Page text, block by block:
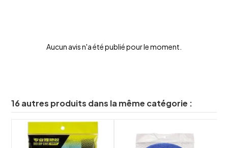
Aucun avis n'a été publié pour le moment.
16 autres produits dans la même catégorie :
shuffle